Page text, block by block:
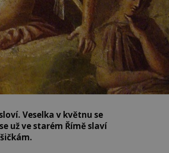
Veselka v květnu se
už ve starém Římě slaví